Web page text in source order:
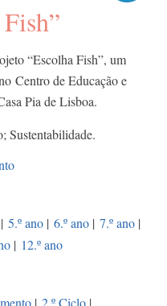
“Escolha Fish”, um
Centro de Educação e
Pia de Lisboa.
Sustentabilidade.
| 5.º ano | 6.º ano | 7.º ano |
| 12.º ano
| 2.º Ciclo |